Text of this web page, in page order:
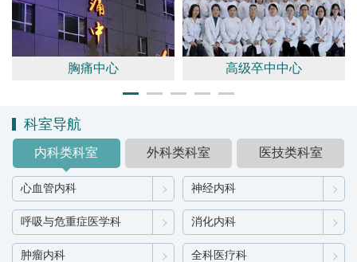
胸痛中心 高级卒中中心
科室导航
内科类科室 外科类科室 医技类科室
心血管内科 神经内科
呼吸与危重症医学科 消化内科
肿瘤内科 全科医疗科